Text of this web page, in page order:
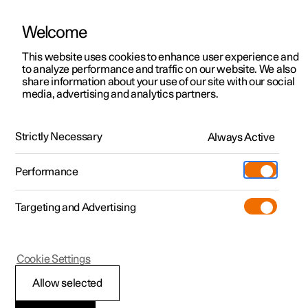
Polestar 2
Polestar 3
Polestar 4
Pre-owned
Shop
Meer
Testrit
Aanbiedingen voor
Testrit
Aanbiedingen voor
Polestar 4 coupé
Ontdek Polestar 4
Testrit
Bekijk onze stockwagens
Aanbiedingen voor
Ontdek Polestar 5
Over pre-owned
Pre-owned aanbiedingen
Aanbiedingen voor particulieren
Aanbiedingen voor
professionelen
Bekijk onze stockwagens
Configureer
Pre-owned
Testrit
Additionals
(Opent in een nieuw venster)
Experiences
Ontmoet ons
Servicepunten
Opladen
Support
HandleidingVideogalerijSoftware-updates
Preconditioning
Polestar 2
Preconditioning in- en
Welcome
This website uses cookies to enhance user experience and
to analyze performance and traffic on our website. We also
share information about your use of our site with our social
media, advertising and analytics partners.
Strictly Necessary Always Active
Performance
Targeting and Advertising
Allow selected
Cookie Settings